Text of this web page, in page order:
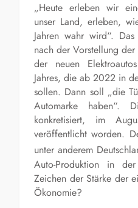
„Heute erleben wir
unser Land, erleben,
Jahren wahr wird“.
nach der Vorstellung
der neuen
Jahres, die ab 2022 in
sollen. Dann soll „die
Automarke haben“.
konkretisiert, im
veröffentlicht worden.
unter anderem
Auto-Produktion in
Zeichen der Stärke der
Ökonomie?